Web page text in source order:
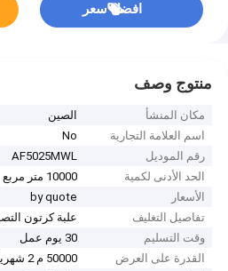
افضل سعر
منتوج وصف
مكان المنشأ
الصين
اسم العلامة التجارية
No
رقم الموديل
AF5025MWL
الحد الأدنى لكمية
10000 متر مربع
الأسعار
by quote
تفاصيل التغليف
علبة كرتون
وقت التسليم
30 يوم عمل
القدرة على العرض
50000 م 2 شهريا